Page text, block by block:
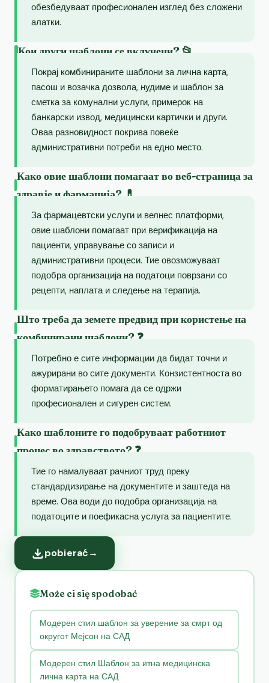
обезбедуваат професионален изглед без сложени
алатки.
Кои други шаблони се вклучени? 📂
Покрај комбинираните шаблони за лична карта,
пасош и возачка дозвола, нудиме и шаблон за
сметка за комунални услуги, примерок на
банкарски извод, медицински картички и други.
Оваа разновидност покрива повеќе
административни потреби на едно место.
Како овие шаблони помагаат во веб-страница за
здравје и фармација? 💊
За фармацевтски услуги и велнес платформи,
овие шаблони помагаат при верификација на
пациенти, управување со записи и
административни процеси. Тие овозможуваат
подобра организација на податоци поврзани со
рецепти, наплата и следење на терапија.
Што треба да земете предвид при користење на
комбинирани шаблони? ❓
Потребно е сите информации да бидат точни и
ажурирани во сите документи. Конзистентноста во
форматирањето помага да се одржи
професионален и сигурен систем.
Како шаблоните го подобруваат работниот
процес во здравството? ❓
Тие го намалуваат рачниот труд преку
стандардизирање на документите и заштеда на
време. Ова води до подобра организација на
податоците и поефикасна услуга за пациентите.
pobierać→
Może ci się spodobać
Модерен стил шаблон за уверение за смрт од
округот Мејсон на САД
Модерен стил Шаблон за итна медицинска
лична карта на САД